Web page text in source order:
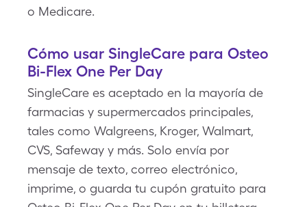
o Medicare.
Cómo usar SingleCare para Osteo
Bi-Flex One Per Day
SingleCare es aceptado en la mayoría de
farmacias y supermercados principales,
tales como Walgreens, Kroger, Walmart,
CVS, Safeway y más. Solo envía por
mensaje de texto, correo electrónico,
imprime, o guarda tu cupón gratuito para